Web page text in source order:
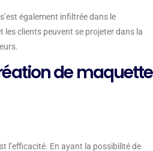
également infiltrée dans le
les clients peuvent se projeter dans la
de maquette
l’efficacité. En ayant la possibilité de